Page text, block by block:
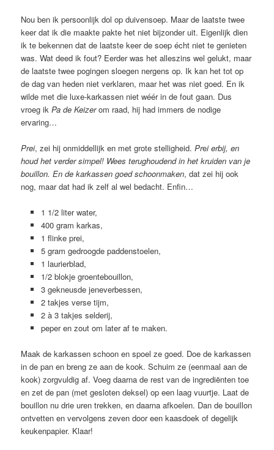
Nou ben ik persoonlijk dol op duivensoep. Maar de laatste twee
keer dat ik die maakte pakte het niet bijzonder uit. Eigenlijk dien
ik te bekennen dat de laatste keer de soep écht niet te genieten
was. Wat deed ik fout? Eerder was het alleszins wel gelukt, maar
de laatste twee pogingen sloegen nergens op. Ik kan het tot op
de dag van heden niet verklaren, maar het was niet goed. En ik
wilde met die luxe-karkassen niet wéér in de fout gaan. Dus
vroeg ikPa de Keizerom raad, hij had immers de nodige
ervaring…
Prei, zei hij onmiddellijk en met grote stelligheid.Prei erbij, en
houd het verder simpel! Wees terughoudend in het kruiden van je
bouillon. En de karkassen goed schoonmaken, dat zei hij ook
nog, maar dat had ik zelf al wel bedacht. Enfin…
1 1/2 liter water,
400 gram karkas,
1 flinke prei,
5 gram gedroogde paddenstoelen,
1 laurierblad,
1/2 blokje groentebouillon,
3 gekneusde jeneverbessen,
2 takjes verse tijm,
2 à 3 takjes selderij,
peper en zout om later af te maken.
Maak de karkassen schoon en spoel ze goed. Doe de karkassen
in de pan en breng ze aan de kook. Schuim ze (eenmaal aan de
kook) zorgvuldig af. Voeg daarna de rest van de ingrediënten toe
en zet de pan (met gesloten deksel) op een laag vuurtje. Laat de
bouillon nu drie uren trekken, en daarna afkoelen. Dan de bouillon
ontvetten en vervolgens zeven door een kaasdoek of degelijk
keukenpapier. Klaar!